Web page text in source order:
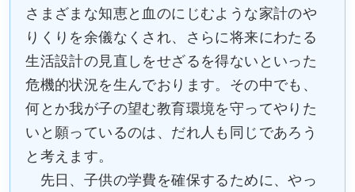
さまざまな知恵と血のにじむような家計のや
りくりを余儀なくされ、さらに将来にわたる
生活設計の見直しをせざるを得ないといった
危機的状況を生んでおります。その中でも、
何とか我が子の望む教育環境を守ってやりた
いと願っているのは、だれ人も同じであろう
と考えます。
先日、子供の学費を確保するために、やっ